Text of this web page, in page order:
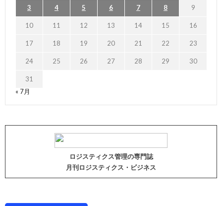
3 4 5 6 7 8 9
10 11 12 13 14 15 16
17 18 19 20 21 22 23
24 25 26 27 28 29 30
31
« 7月
ロジスティクス管理の専門誌
月刊ロジスティクス・ビジネス